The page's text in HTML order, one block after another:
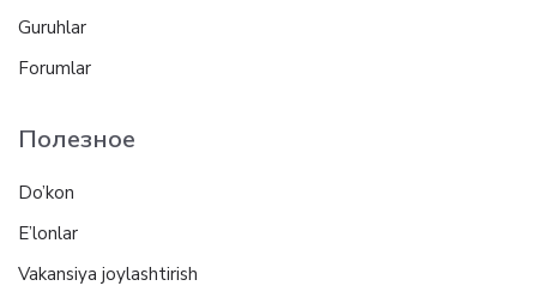
Guruhlar
Forumlar
Полезное
Do’kon
E’lonlar
Vakansiya joylashtirish